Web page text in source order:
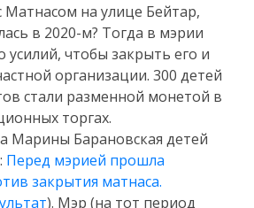
на улице Бейтар,
в 2020-м? Тогда в мэрии
чтобы закрыть его и
организации. 300 детей
стали разменной монетой в
торгах.
Марины Барановская детей
Перед мэрией прошла
закрытия матнаса.
). Мэр (на тот период